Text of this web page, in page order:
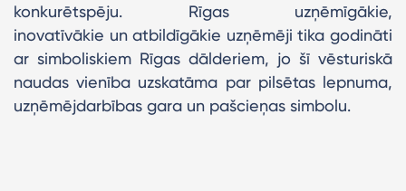
konkurētspēju. Rīgas uzņēmīgākie,
inovatīvākie un atbildīgākie uzņēmēji tika godināti
ar simboliskiem Rīgas dālderiem, jo šī vēsturiskā
naudas vienība uzskatāma par pilsētas lepnuma,
uzņēmējdarbības gara un pašcieņas simbolu.